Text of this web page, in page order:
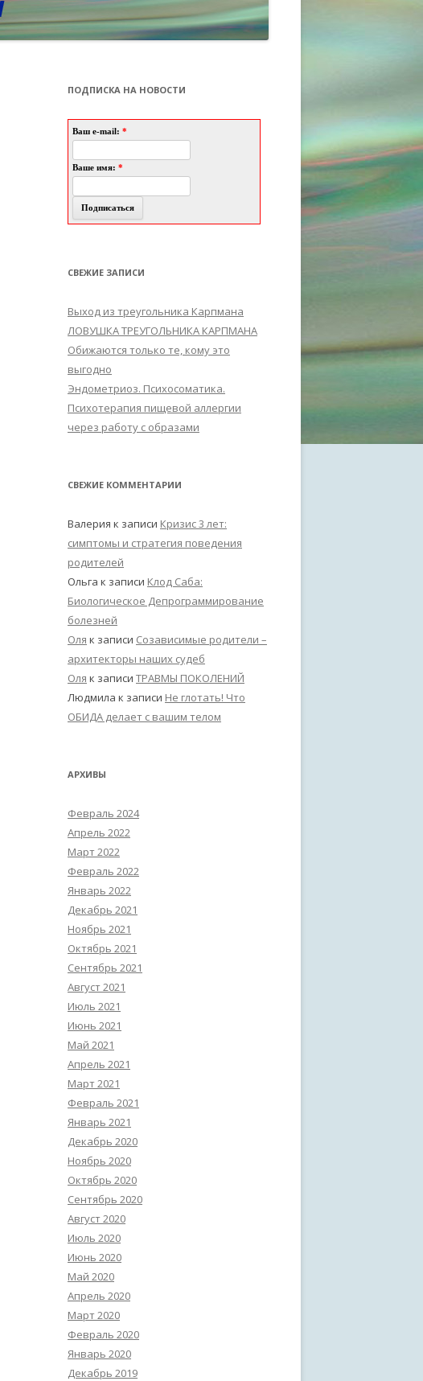
ПОДПИСКА НА НОВОСТИ
Ваш e-mail: *
Ваше имя: *
СВЕЖИЕ ЗАПИСИ
Выход из треугольника Карпмана
ЛОВУШКА ТРЕУГОЛЬНИКА КАРПМАНА
Обижаются только те, кому это
выгодно
Эндометриоз. Психосоматика.
Психотерапия пищевой аллергии
через работу с образами
СВЕЖИЕ КОММЕНТАРИИ
Валерия к записи Кризис 3 лет:
симптомы и стратегия поведения
родителей
Ольга к записи Клод Саба:
Биологическое Депрограммирование
болезней
Оля к записи Созависимые родители –
архитекторы наших судеб
Оля к записи ТРАВМЫ ПОКОЛЕНИЙ
Людмила к записи Не глотать! Что
ОБИДА делает с вашим телом
АРХИВЫ
Февраль 2024
Апрель 2022
Март 2022
Февраль 2022
Январь 2022
Декабрь 2021
Ноябрь 2021
Октябрь 2021
Сентябрь 2021
Август 2021
Июль 2021
Июнь 2021
Май 2021
Апрель 2021
Март 2021
Февраль 2021
Январь 2021
Декабрь 2020
Ноябрь 2020
Октябрь 2020
Сентябрь 2020
Август 2020
Июль 2020
Июнь 2020
Май 2020
Апрель 2020
Март 2020
Февраль 2020
Январь 2020
Декабрь 2019